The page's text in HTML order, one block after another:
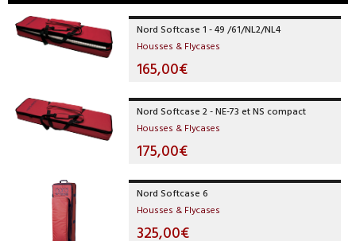
Nord Softcase 1 - 49 /61/NL2/NL4
Housses & Flycases
165,00€
Nord Softcase 2 - NE-73 et NS compact
Housses & Flycases
175,00€
Nord Softcase 6
Housses & Flycases
325,00€